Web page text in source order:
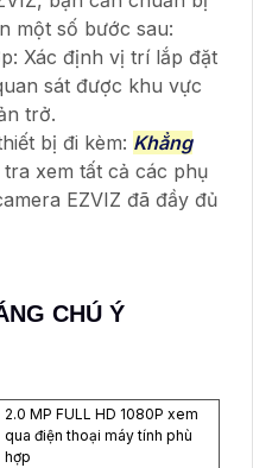
một số bước sau:
Xác định vị trí lắp đặt
sát được khu vực
trở.
bị đi kèm: Khẳng
xem tất cả các phụ
EZVIZ đã đầy đủ
CHÚ Ý
2.0 MP FULL HD 1080P xem
qua điện thoại máy tính phù
hợp